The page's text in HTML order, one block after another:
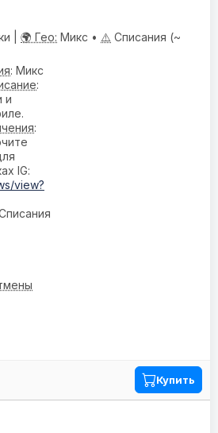
| 🌍 Гео: Микс • ⚠️ Списания (~
: Микс
:
и
:
IG:
view?
Купить